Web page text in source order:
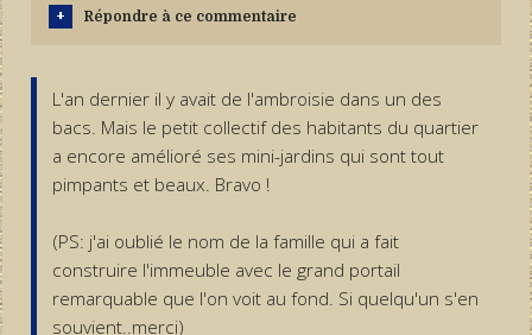
Répondre à ce commentaire
L'an dernier il y avait de l'ambroisie dans un des
bacs. Mais le petit collectif des habitants du quartier
a encore amélioré ses mini-jardins qui sont tout
pimpants et beaux. Bravo !
(PS: j'ai oublié le nom de la famille qui a fait
construire l'immeuble avec le grand portail
remarquable que l'on voit au fond. Si quelqu'un s'en
souvient..merci)